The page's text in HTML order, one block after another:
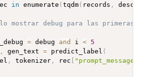
in enumerate (tqdm( records , desc
mostrar debug para las primeras 5
= debug and i <
5
, gen_text = predict_label (
, tokenizer, rec [ "prompt_messages"